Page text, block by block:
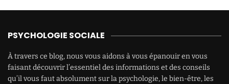
PSYCHOLOGIE SOCIALE
À travers ce blog, nous vous aidons à vous épanouir en vous
faisant découvrir l’essentiel des informations et des conseils
qu’il vous faut absolument sur la psychologie, le bien-être, les